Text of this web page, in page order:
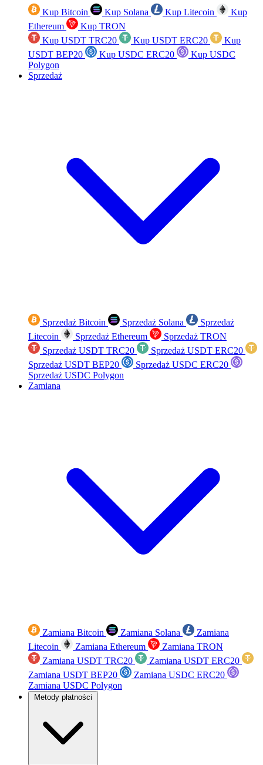
Kup Bitcoin Kup Solana Kup Litecoin
Kup
Ethereum
Kup TRON
Kup USDT TRC20
Kup USDT ERC20
Kup
USDT BEP20
Kup USDC ERC20
Kup USDC
Polygon
Sprzedaż
Sprzedaż Bitcoin Sprzedaż Solana
Sprzedaż
Litecoin
Sprzedaż Ethereum
Sprzedaż TRON
Sprzedaż USDT TRC20
Sprzedaż USDT ERC20
Sprzedaż USDT BEP20
Sprzedaż USDC ERC20
Sprzedaż USDC Polygon
Zamiana
Zamiana Bitcoin Zamiana Solana
Zamiana
Litecoin
Zamiana Ethereum
Zamiana TRON
Zamiana USDT TRC20
Zamiana USDT ERC20
Zamiana USDT BEP20
Zamiana USDC ERC20
Zamiana USDC Polygon
Metody płatności